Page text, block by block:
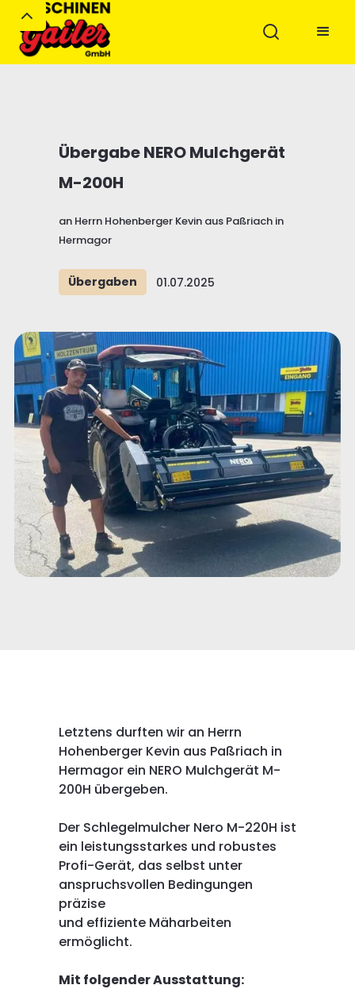
Übergabe NERO Mulchgerät
M-200H
an Herrn Hohenberger Kevin aus Paßriach in
Hermagor
Übergaben 01.07.2025
Letztens durften wir an Herrn
Hohenberger Kevin aus Paßriach in
Hermagor ein NERO Mulchgerät M-
200H übergeben.
Der Schlegelmulcher Nero M-220H ist
ein leistungsstarkes und robustes
Profi-Gerät, das selbst unter
anspruchsvollen Bedingungen
präzise
und effiziente Mäharbeiten
ermöglicht.
Mit folgender Ausstattung: